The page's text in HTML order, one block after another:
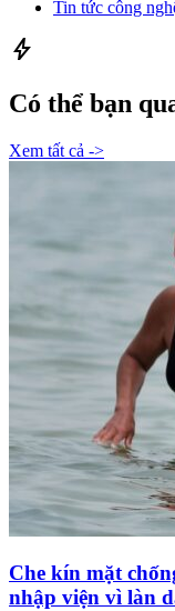
Tin tức công
bolt
Có thể bạn
Xem tất cả ->
Che kín mặt
nhập viện vì làn